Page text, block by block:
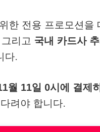
한 전용 프로모션을
리고 국내 카드사
다.
월 11일 0시에 결제
려야 합니다.